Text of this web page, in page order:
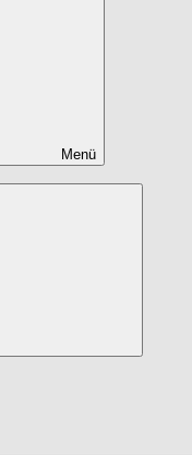
Menü